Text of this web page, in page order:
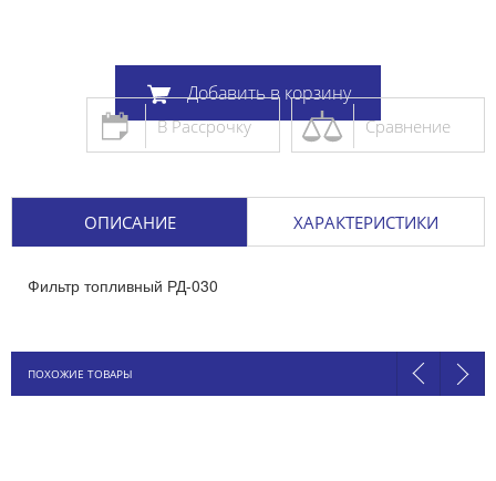
Добавить в корзину
Сравнение
В Рассрочку
ОПИСАНИЕ ХАРАКТЕРИСТИКИ
Фильтр топливный РД-030
ПОХОЖИЕ ТОВАРЫ